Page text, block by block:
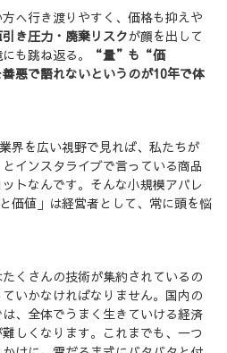
へ行き渡りやすく、価格も抑えや
き圧力・廃棄リスクが顔を出して
も跳ね返る。
“量”も“価
悪で語れないというのが10年で体
界を広い視野で見れば、私たちが
インスタライブで言っている商品
トなんです。そんな小規模アパレ
価値」は経営者として、常に頭を悩
くさんの技術が集約されているの
いかなければなりません。国内の
、全体でうまく生きていける経済
しくなります。これまでも、一つ